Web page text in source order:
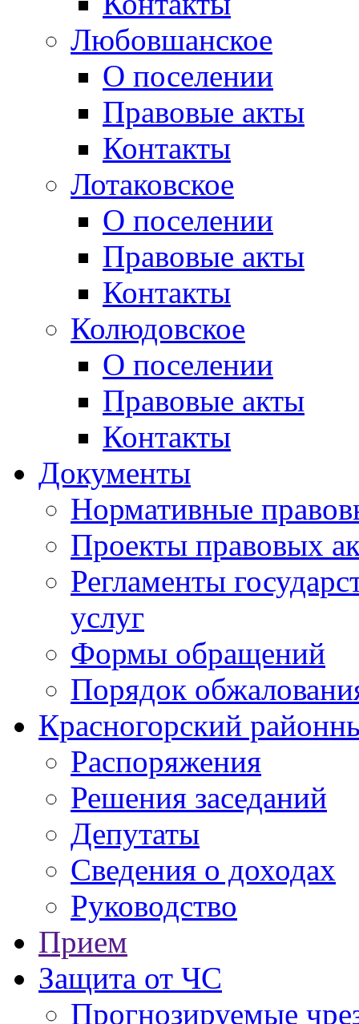
Любовшанское
О поселении
Правовые акты
Контакты
Лотаковское
О поселении
Правовые акты
Контакты
Колюдовское
О поселении
Правовые акты
Контакты
Документы
Нормативные
Проекты правовых
Регламенты
услуг
Формы обращений
Порядок
Красногорский
Распоряжения
Решения заседаний
Депутаты
Сведения о доходах
Руководство
Прием
Защита от ЧС
Прогнозируемые